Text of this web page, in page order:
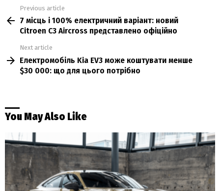
more
Previous article
7 місць і 100% електричний варіант: новий
Citroen C3 Aircross представлено офіційно
Next article
Електромобіль Kia EV3 може коштувати менше
$30 000: що для цього потрібно
You May Also Like